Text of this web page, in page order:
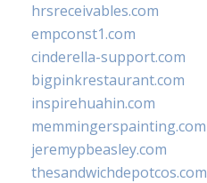
hrsreceivables.com
empconst1.com
cinderella-support.com
bigpinkrestaurant.com
inspirehuahin.com
memmingerspainting.com
jeremypbeasley.com
thesandwichdepotcos.com